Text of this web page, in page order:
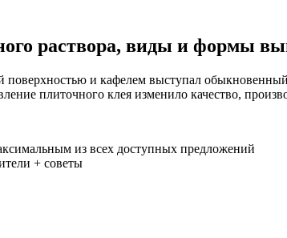
раствора, виды и формы
поверхностью и кафелем выступал
плиточного клея изменило качество,
из всех доступных предложений